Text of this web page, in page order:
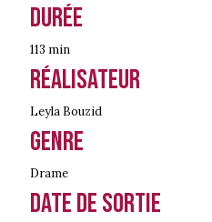
Durée
113 min
Réalisateur
Leyla Bouzid
Genre
Drame
Date de sortie